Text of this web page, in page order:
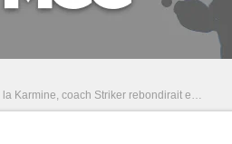
Karmine, coach Striker rebondirait en LEC !